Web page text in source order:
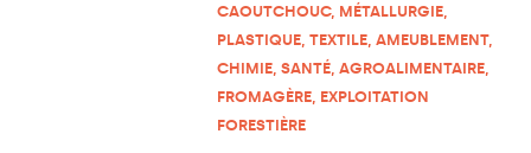
CAOUTCHOUC, MÉTALLURGIE,
PLASTIQUE, TEXTILE, AMEUBLEMENT,
CHIMIE, SANTÉ, AGROALIMENTAIRE,
FROMAGÈRE, EXPLOITATION
FORESTIÈRE